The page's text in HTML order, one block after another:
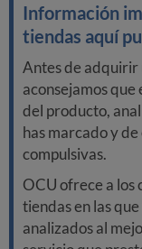
Información
tiendas aquí
Antes de adquirir
aconsejamos que
del producto,
has marcado y
compulsivas.
OCU ofrece a los
tiendas en las
analizados al